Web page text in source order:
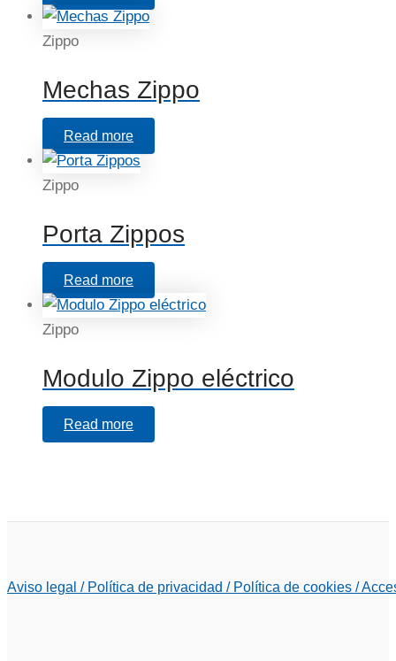
Zippo
Mechas Zippo
Read more
Zippo
Porta Zippos
Read more
Zippo
Modulo Zippo eléctrico
Read more
Aviso legal / Política de privacidad / Política de cookies /